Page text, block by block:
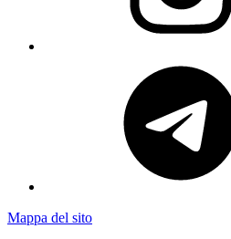
Mappa del sito